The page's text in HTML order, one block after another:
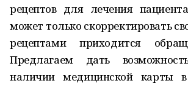
рецептов для лечения
может только скорректировать
рецептами приходится
Предлагаем дать
наличии медицинской карты